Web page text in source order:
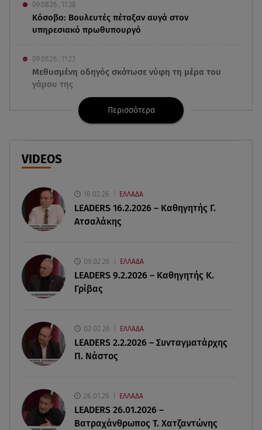
09.08.26 , 11:38
Κόσοβο: Βουλευτές πέταξαν αυγά στον
υπηρεσιακό πρωθυπουργό
09.08.26 , 11:23
Μεθυσμένη οδηγός σκότωσε νύφη τη μέρα του
γάμου της
Αλέξανδρος Τσουβέλας για Εύα Καρύδη: «Θα το
έκανα 500 φορές»
09.08.26 , 10:46
Κωνσταντέλιας
09.08.26 , 10:43
09.08.26 , 10:33
ΕΦΕΤ: Ανακαλείται πασίγνωστη μαρμελάδα
09.08.26 , 10:13
Κορυφώνεται η έξοδος του Αυγούστου -
«Καρφίτσα δεν πέφτει» στα λιμάνια
Ιωάννα Τούνη: «Έβγαλα όλο το βράδυ στο
νοσοκομείο» - Τι συνέβη;
Περισσότερα
VIDEOS
16.02.26 ΕΛΛΑΔΑ
LEADERS 16.2.2026 – Καθηγητής Γ.
Ατσαλάκης
09.02.26 ΕΛΛΑΔΑ
LEADERS 9.2.2026 – Καθηγητής Κ.
Γρίβας
02.02.26 ΕΛΛΑΔΑ
LEADERS 2.2.2026 – Συνταγματάρχης
Π. Νάστος
26.01.26 ΕΛΛΑΔΑ
LEADERS 26.01.2026 –
Βατραχάνθρωπος Τ. Χατζαντώνης